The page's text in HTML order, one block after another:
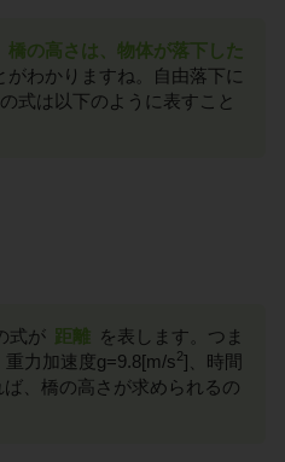
橋の高さは、物体が落下した
がわかりますね。自由落下に
式は以下のように表すこと
式が 距離 を表します。つま
重力加速度g=9.8[m/s2]、時間
、橋の高さが求められるの